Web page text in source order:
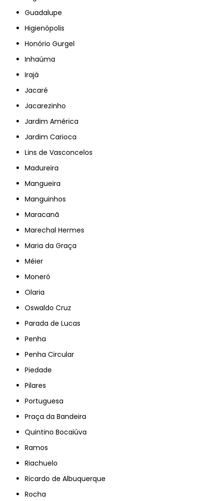
Guadalupe
Higienópolis
Honório Gurgel
Inhaúma
Irajá
Jacaré
Jacarezinho
Jardim América
Jardim Carioca
Lins de Vasconcelos
Madureira
Mangueira
Manguinhos
Maracanã
Marechal Hermes
Maria da Graça
Méier
Moneró
Olaria
Oswaldo Cruz
Parada de Lucas
Penha
Penha Circular
Piedade
Pilares
Portuguesa
Praça da Bandeira
Quintino Bocaiúva
Ramos
Riachuelo
Ricardo de Albuquerque
Rocha